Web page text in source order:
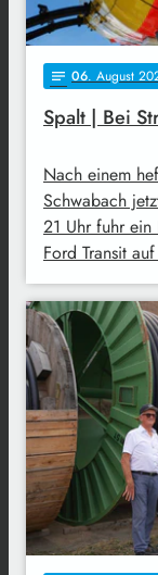
notes 06. August
Spalt | Bei
Nach einem
Schwabach
21 Uhr fuhr
Ford Transit